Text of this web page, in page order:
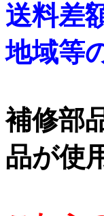
送料差
地域等
補修部
品が使